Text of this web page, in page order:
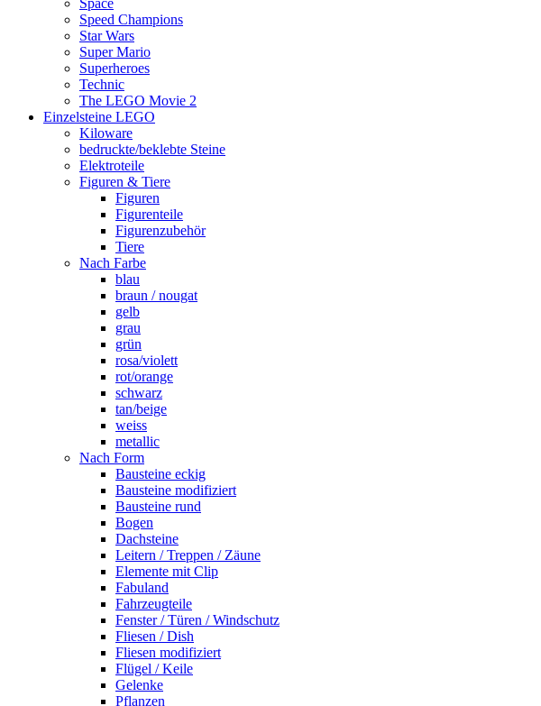
Speed Champions
Star Wars
Super Mario
Superheroes
Technic
The LEGO Movie 2
Einzelsteine LEGO
Kiloware
bedruckte/beklebte Steine
Elektroteile
Figuren & Tiere
Figuren
Figurenteile
Figurenzubehör
Tiere
Nach Farbe
blau
braun / nougat
gelb
grau
grün
rosa/violett
rot/orange
schwarz
tan/beige
weiss
metallic
Nach Form
Bausteine eckig
Bausteine modifiziert
Bausteine rund
Bogen
Dachsteine
Leitern / Treppen / Zäune
Elemente mit Clip
Fabuland
Fahrzeugteile
Fenster / Türen / Windschutz
Fliesen / Dish
Fliesen modifiziert
Flügel / Keile
Gelenke
Pflanzen